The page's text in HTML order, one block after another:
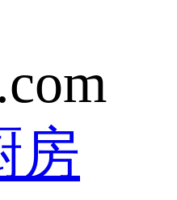
房